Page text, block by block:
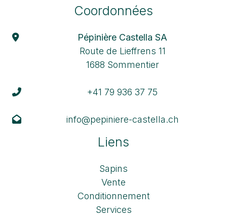
Coordonnées
Pépinière Castella SA
Route de Lieffrens 11
1688 Sommentier
+41 79 936 37 75
info@pepiniere-castella.ch
Liens
Sapins
Vente
Conditionnement
Services